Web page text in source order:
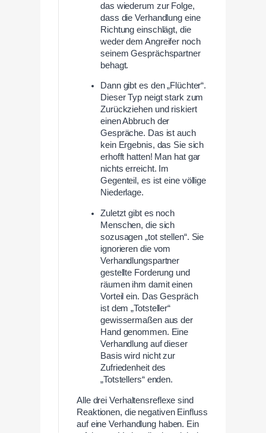
das wiederum zur Folge,
dass die Verhandlung eine
Richtung einschlägt, die
weder dem Angreifer noch
seinem Gesprächspartner
behagt.
Dann gibt es den „Flüchter“.
Dieser Typ neigt stark zum
Zurückziehen und riskiert
einen Abbruch der
Gespräche. Das ist auch
kein Ergebnis, das Sie sich
erhofft hatten! Man hat gar
nichts erreicht. Im
Gegenteil, es ist eine völlige
Niederlage.
Zuletzt gibt es noch
Menschen, die sich
sozusagen „tot stellen“. Sie
ignorieren die vom
Verhandlungspartner
gestellte Forderung und
räumen ihm damit einen
Vorteil ein. Das Gespräch
ist dem „Totsteller“
gewissermaßen aus der
Hand genommen. Eine
Verhandlung auf dieser
Basis wird nicht zur
Zufriedenheit des
„Totstellers“ enden.
Alle drei Verhaltensreflexe sind
Reaktionen, die negativen Einfluss
auf eine Verhandlung haben. Ein